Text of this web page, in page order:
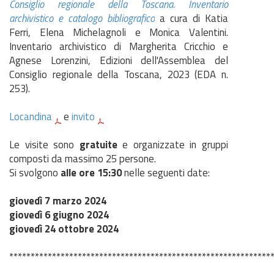
Consiglio regionale della Toscana. Inventario
archivistico e catalogo bibliografico a cura di Katia
Ferri, Elena Michelagnoli e Monica Valentini.
Inventario archivistico di Margherita Cricchio e
Agnese Lorenzini, Edizioni dell'Assemblea del
Consiglio regionale della Toscana, 2023 (EDA n.
253).
Locandina
einvito
Le visite sono gratuitee organizzate in gruppi
composti da massimo 25 persone.
Si svolgono alle ore 15:30nelle seguenti date:
giovedì 7 marzo 2024
giovedì 6 giugno 2024
giovedì 24 ottobre 2024